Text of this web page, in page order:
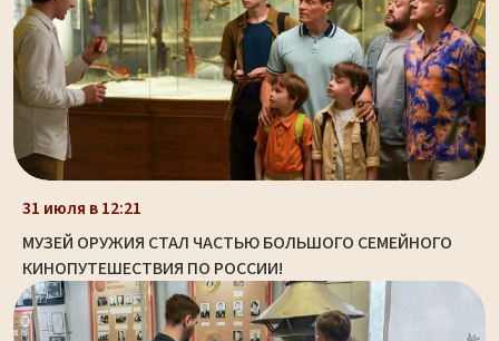
31 июля в 12:21
МУЗЕЙ ОРУЖИЯ СТАЛ ЧАСТЬЮ БОЛЬШОГО СЕМЕЙНОГО
КИНОПУТЕШЕСТВИЯ ПО РОССИИ!